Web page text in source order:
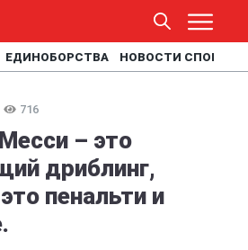
ЕДИНОБОРСТВА НОВОСТИ СПОРТА
716
– это
дриблинг,
пенальти и